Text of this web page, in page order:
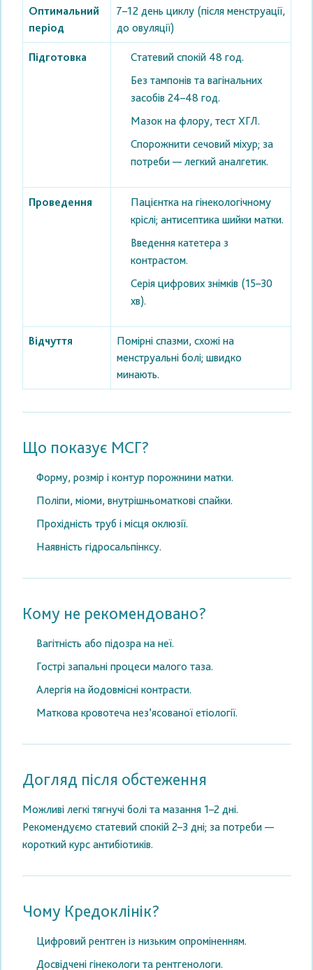
Оптимальний
період
7–12 день циклу (після менструації,
до овуляції)
Підготовка
Статевий спокій 48 год.
Без тампонів та вагінальних
засобів 24–48 год.
Мазок на флору, тест ХГЛ.
Спорожнити сечовий міхур; за
потреби — легкий аналгетик.
Проведення
Пацієнтка на гінекологічному
кріслі; антисептика шийки матки.
Введення катетера з
контрастом.
Серія цифрових знімків (15–30
хв).
Відчуття
Помірні спазми, схожі на
менструальні болі; швидко
минають.
Що показує МСГ?
Форму, розмір і контур порожнини матки.
Поліпи, міоми, внутрішньоматкові спайки.
Прохідність труб і місця оклюзії.
Наявність гідросальпінксу.
Кому не рекомендовано?
Вагітність або підозра на неї.
Гострі запальні процеси малого таза.
Алергія на йодовмісні контрасти.
Маткова кровотеча нез’ясованої етіології.
Догляд після обстеження
Можливі легкі тягнучі болі та мазання 1–2 дні.
Рекомендуємо статевий спокій 2–3 дні; за потреби —
короткий курс антибіотиків.
Чому Кредоклінік?
Цифровий рентген із низьким опроміненням.
Досвідчені гінекологи та рентгенологи.